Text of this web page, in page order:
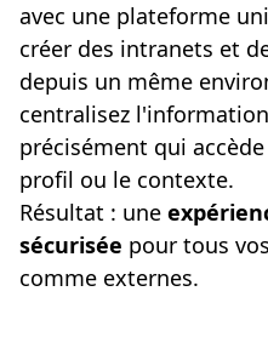
avec une plateforme
créer des intranets et
depuis un même
centralisez
précisément qui
profil ou le contexte.
Résultat : une
sécurisée pour tous
comme externes.